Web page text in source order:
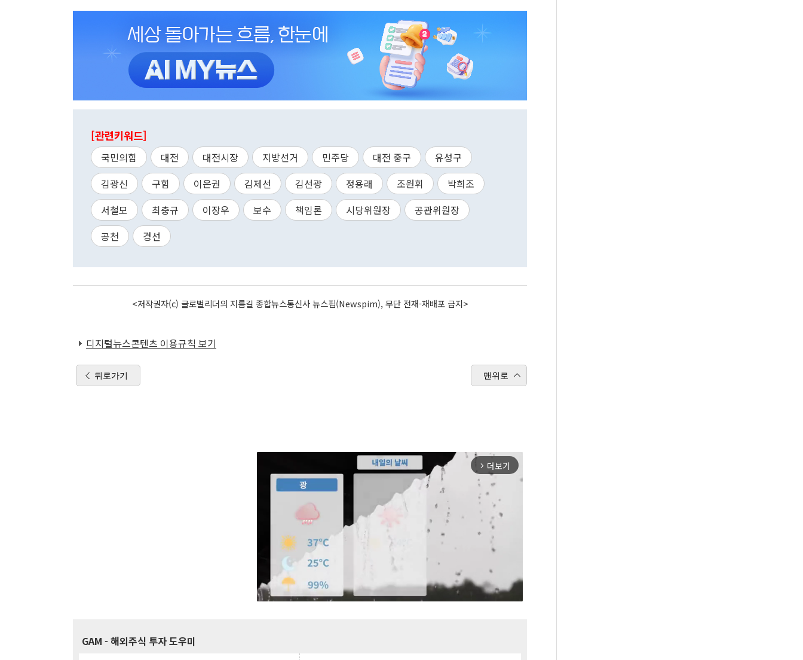
[관련키워드]
국민의힘 대전 대전시장 지방선거 민주당 대전 중구
유성구
김광신
구힘 이은권 김제선 김선광 정용래 조원휘
박희조
서철모
최충규 이장우 보수 책임론 시당위원장
공관위원장
공천
경선
<저작권자(c) 글로벌리더의 지름길 종합뉴스통신사 뉴스핌(Newspim), 무단 전재-재배포 금지>
디지털뉴스콘텐츠 이용규칙 보기
뒤로가기 맨위로
arrow_forward_ios 더보기
GAM - 해외주식 투자 도우미